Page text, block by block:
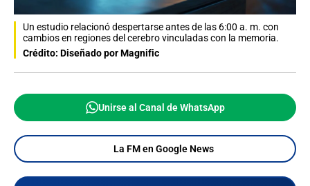
Un estudio relacionó despertarse antes de las 6:00 a. m. con
cambios en regiones del cerebro vinculadas con la memoria.
Crédito: Diseñado por Magnific
Unirse al Canal de WhatsApp
La FM en Google News